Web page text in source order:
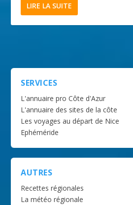
LIRE LA SUITE
SERVICES
L'annuaire pro Côte d'Azur
L'annuaire des sites de la côte
Les voyages au départ de Nice
Ephéméride
AUTRES
Recettes régionales
La météo régionale